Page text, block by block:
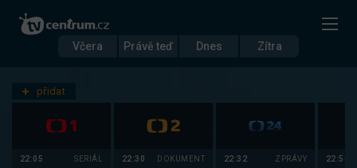
Včera Právě teď Dnes Zítra
Nastavení stanic
přidat
22:05 SERIÁL 22:30 DOKUMENT 22:32 ZPRÁVY 22:50